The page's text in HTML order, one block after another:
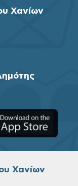
Χανίων
Χανίων